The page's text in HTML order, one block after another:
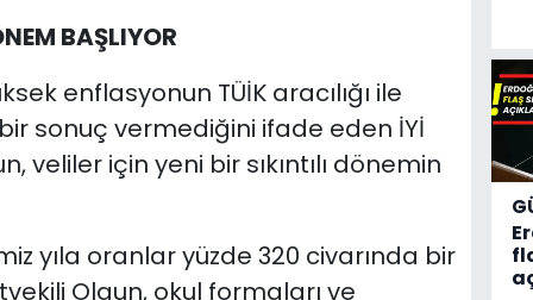
BAŞLIYOR
enflasyonun TÜİK aracılığı ile
sonuç vermediğini ifade eden İYİ
veliler için yeni bir sıkıntılı dönemin
yıla oranlar yüzde 320 civarında bir
Olgun, okul formaları ve